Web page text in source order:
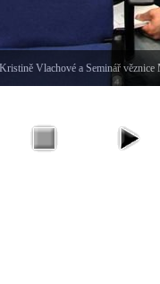
Kristině Vlachové a Seminář